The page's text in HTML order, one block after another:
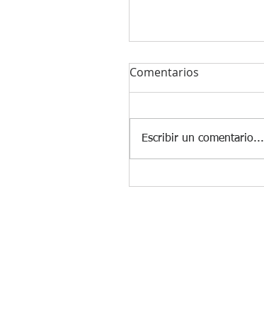
Comentarios
Escribir un comentario...